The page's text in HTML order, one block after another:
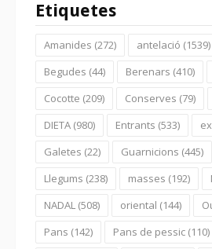
Etiquetes
Amanides (272) antelació (1539)
Begudes (44) Berenars (410)
Cocotte (209) Conserves (79)
DIETA (980) Entrants (533)
Galetes (22) Guarnicions (445)
Llegums (238) masses (192)
NADAL (508) oriental (144)
Pans (142) Pans de pessic (110)